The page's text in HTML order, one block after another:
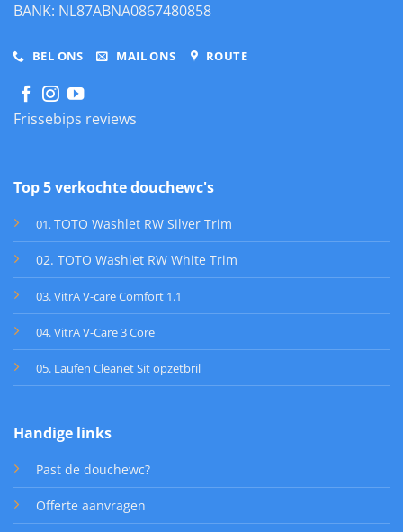
BANK: NL87ABNA0867480858
BEL ONS MAIL ONS ROUTE
Frissebips reviews
Top 5 verkochte douchewc's
01 . TOTO Washlet RW Silver Trim
02. TOTO Washlet RW White Trim
03. VitrA V-care Comfort 1.1
04. VitrA V-Care 3 Core
05. Laufen Cleanet Sit opzetbril
Handige links
Past de douchewc?
Offerte aanvragen